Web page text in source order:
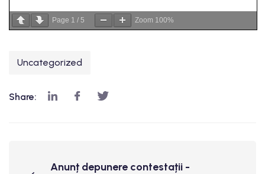
Page 1 / 5 Zoom 100%
Uncategorized
Share:
Anunț depunere contestații -